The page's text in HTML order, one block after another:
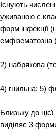
Існують
уживаною є
форм інфекції
емфізематозна
2) набрякова
4) гнильна; 5)
Близьку до
виділяє З